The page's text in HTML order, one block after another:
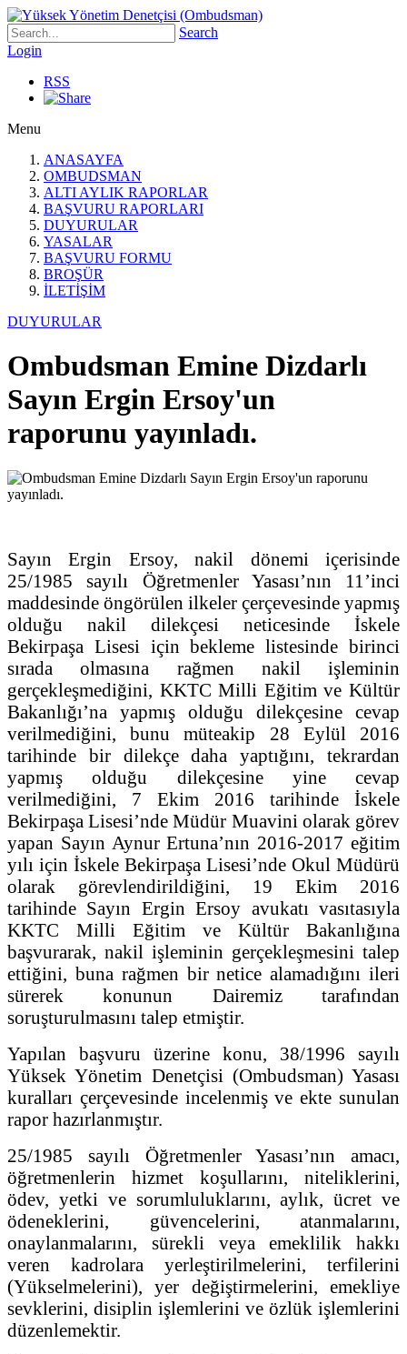
Search
Login
RSS
Menu
ANASAYFA
OMBUDSMAN
ALTI AYLIK RAPORLAR
BAŞVURU RAPORLARI
DUYURULAR
YASALAR
BAŞVURU FORMU
BROŞÜR
İLETİŞİM
DUYURULAR
Ombudsman Emine Dizdarlı
Sayın Ergin Ersoy'un
raporunu yayınladı.
Sayın Ergin Ersoy, nakil dönemi içerisinde
25/1985 sayılı Öğretmenler Yasası’nın 11’inci
maddesinde öngörülen ilkeler çerçevesinde yapmış
olduğu nakil dilekçesi neticesinde İskele
Bekirpaşa Lisesi için bekleme listesinde birinci
sırada olmasına rağmen nakil işleminin
gerçekleşmediğini, KKTC Milli Eğitim ve Kültür
Bakanlığı’na yapmış olduğu dilekçesine cevap
verilmediğini, bunu müteakip 28 Eylül 2016
tarihinde bir dilekçe daha yaptığını, tekrardan
yapmış olduğu dilekçesine yine cevap
verilmediğini, 7 Ekim 2016 tarihinde İskele
Bekirpaşa Lisesi’nde Müdür Muavini olarak görev
yapan Sayın Aynur Ertuna’nın 2016-2017 eğitim
yılı için İskele Bekirpaşa Lisesi’nde Okul Müdürü
olarak görevlendirildiğini, 19 Ekim 2016
tarihinde Sayın Ergin Ersoy avukatı vasıtasıyla
KKTC Milli Eğitim ve Kültür Bakanlığına
başvurarak, nakil işleminin gerçekleşmesini talep
ettiğini, buna rağmen bir netice alamadığını ileri
sürerek konunun Dairemiz tarafından
soruşturulmasını talep etmiştir.
Yapılan başvuru üzerine konu, 38/1996 sayılı
Yüksek Yönetim Denetçisi (Ombudsman) Yasası
kuralları çerçevesinde incelenmiş ve ekte sunulan
rapor hazırlanmıştır.
25/1985 sayılı Öğretmenler Yasası’nın amacı,
öğretmenlerin hizmet koşullarını, niteliklerini,
ödev, yetki ve sorumluluklarını, aylık, ücret ve
ödeneklerini, güvencelerini, atanmalarını,
onaylanmalarını, sürekli veya emeklilik hakkı
veren kadrolara yerleştirilmelerini, terfilerini
(Yükselmelerini), yer değiştirmelerini, emekliye
sevklerini, disiplin işlemlerini ve özlük işlemlerini
düzenlemektir.